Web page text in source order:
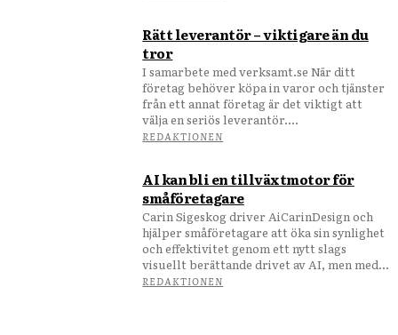
Rätt leverantör – viktigare än du
tror
I samarbete med verksamt.se När ditt
företag behöver köpa in varor och tjänster
från ett annat företag är det viktigt att
välja en seriös leverantör....
REDAKTIONEN
AI kan bli en tillväxtmotor för
småföretagare
Carin Sigeskog driver AiCarinDesign och
hjälper småföretagare att öka sin synlighet
och effektivitet genom ett nytt slags
visuellt berättande drivet av AI, men med...
REDAKTIONEN